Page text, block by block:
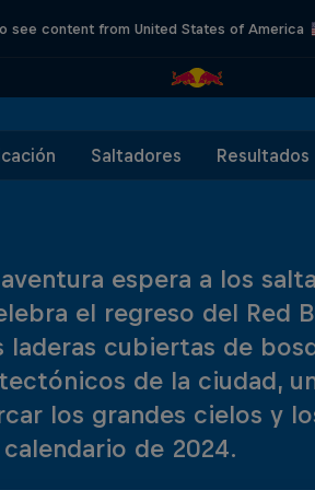
see content from United States of America
Saltadores Resultados
aventura espera a los
el regreso del Red
laderas cubiertas de
de la ciudad,
los grandes cielos y
de 2024.